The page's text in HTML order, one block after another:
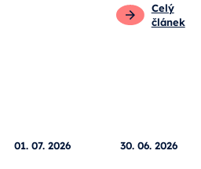
Celý
článek
01. 07. 2026 30. 06. 2026